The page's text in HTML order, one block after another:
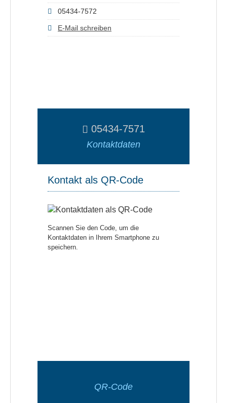
05434-7572
E-Mail schreiben
05434-7571
Kontaktdaten
Kontakt als QR-Code
Scannen Sie den Code, um die
Kontaktdaten in Ihrem Smartphone zu
speichern.
QR-Code